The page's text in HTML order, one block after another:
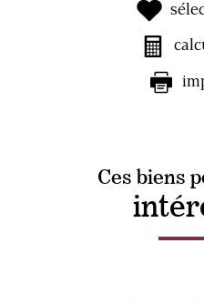
Ces biens